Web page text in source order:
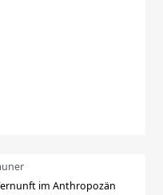
im Anthropozän